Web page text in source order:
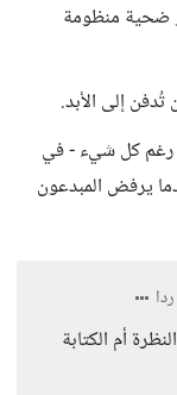
ضحية منظومة
تُدفن إلى الأبد.
- رغم كل شيء - في
يرفض المبدعون
أم الكتابة